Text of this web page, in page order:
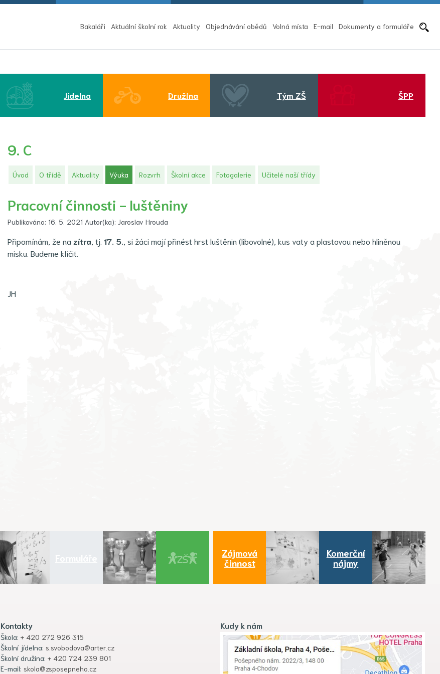
Bakaláři Aktuální školní rok Aktuality Objednávání obědů Volná místa E-mail Dokumenty a formuláře
Jídelna Družina Tým ZŠ ŠPP
9. C
Úvod O třídě Aktuality Výuka (aktuální)
Rozvrh Školní akce Fotogalerie Učitelé naší třídy
Pracovní činnosti - luštěniny
Publikováno: 16. 5. 2021 Autor(ka): Jaroslav Hrouda
Připomínám, že na zítra , tj. 17. 5.
, si žáci mají přinést hrst luštěnin (libovolné), kus vaty a plastovou nebo hliněnou
misku. Budeme klíčit.
JH
Zájmová
činnost
Komerční
nájmy
Kontakty
Škola: + 420 272 926 315
Školní jídelna: s.svobodova@arter.cz
Školní družina: + 420 724 239 801
E-mail: skola@zsposepneho.cz
Kudy k nám